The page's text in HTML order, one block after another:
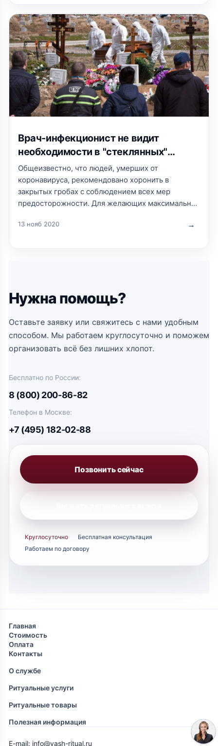
Врач-инфекционист не видит
необходимости в "стеклянных"
гробах
Общеизвестно, что людей, умерших от
коронавируса, рекомендовано хоронить в
закрытых гробах с соблюдением всех мер
предосторожности. Для желающих максимально
традиционной, в Москве предложили
13 нояб 2020
Нужна помощь?
Оставьте заявку или свяжитесь с нами удобным
способом. Мы работаем круглосуточно и поможем
организовать всё без лишних хлопот.
Бесплатно по России:
8 (800) 200-86-82
Телефон в Москве:
+7 (495) 182-02-88
Позвонить сейчас
Круглосуточно
Бесплатная консультация
Работаем по договору
Главная
Стоимость
Оплата
Контакты
О службе
Ритуальные услуги
Ритуальные товары
Полезная информация
E-mail: info@vash-ritual.ru